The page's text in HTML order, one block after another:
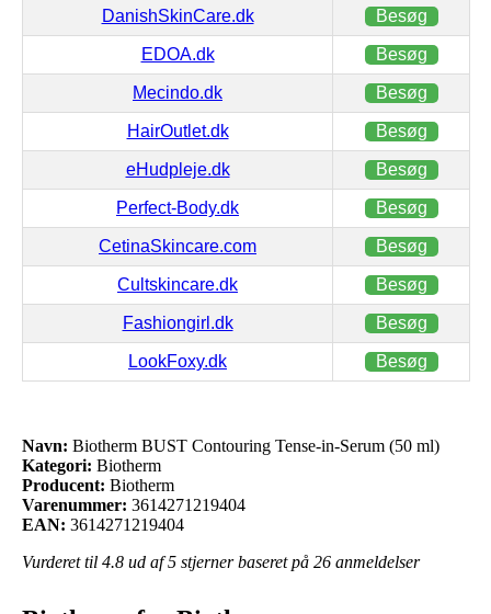
DanishSkinCare.dk Besøg
EDOA.dk Besøg
Mecindo.dk Besøg
HairOutlet.dk Besøg
eHudpleje.dk Besøg
Perfect-Body.dk Besøg
CetinaSkincare.com Besøg
Cultskincare.dk Besøg
Fashiongirl.dk Besøg
LookFoxy.dk Besøg
Navn: Biotherm BUST Contouring Tense-in-Serum (50 ml)
Kategori: Biotherm
Producent: Biotherm
Varenummer: 3614271219404
EAN: 3614271219404
Vurderet til 4.8 ud af 5 stjerner baseret på 26 anmeldelser